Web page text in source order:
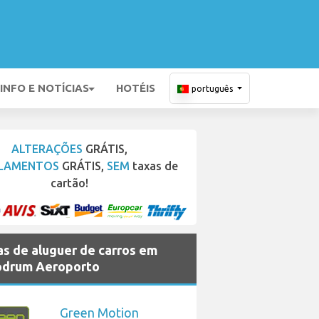
INFO E NOTÍCIAS HOTÉIS português
ALTERAÇÕES GRÁTIS,
GRÁTIS, SEM taxas de
cartão!
de aluguer de carros em
Aeroporto
Green Motion